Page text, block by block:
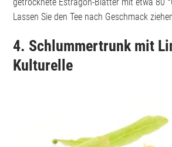
Lassen Sie den Tee nach Geschmack
4. Schlummertrunk mit
Kulturelle